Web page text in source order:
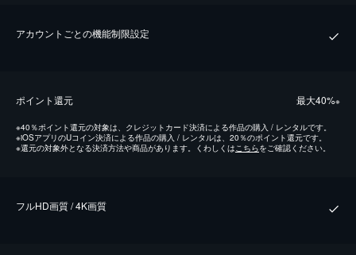
アカウントごとの機能制限設定
ポイント還元 最⼤40%※
※40％ポイント還元の対象は、クレジットカード決済による作品の購入 / レンタルです。
※iOSアプリのUコイン決済による作品の購入 / レンタルは、20％のポイント還元です。
※還元の対象外となる決済方法や商品があります。くわしくはこちらをご確認ください。
フルHD画質 / 4K画質